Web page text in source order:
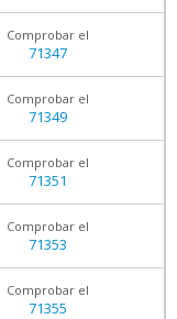
Comprobar el
71347
Comprobar el
71349
Comprobar el
71351
Comprobar el
71353
Comprobar el
71355